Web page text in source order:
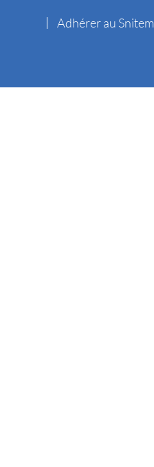
Adhérer au Snitem